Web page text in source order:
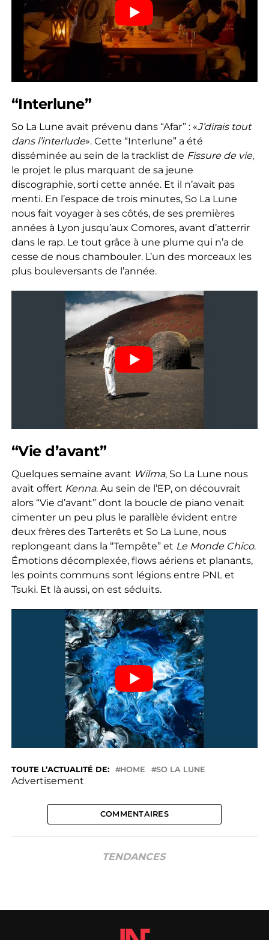
“Interlune”
So La Lune avait prévenu dans “Afar” : «J’dirais tout
dans l’interlude». Cette “Interlune” a été
disséminée au sein de la tracklist de Fissure de vie,
le projet le plus marquant de sa jeune
discographie, sorti cette année. Et il n’avait pas
menti. En l’espace de trois minutes, So La Lune
nous fait voyager à ses côtés, de ses premières
années à Lyon jusqu’aux Comores, avant d’atterrir
dans le rap. Le tout grâce à une plume qui n’a de
cesse de nous chambouler. L’un des morceaux les
plus bouleversants de l’année.
“Vie d’avant”
Quelques semaine avant Wilma, So La Lune nous
avait offert Kenna. Au sein de l’EP, on découvrait
alors “Vie d’avant” dont la boucle de piano venait
cimenter un peu plus le parallèle évident entre
deux frères des Tarterêts et So La Lune, nous
replongeant dans la “Tempête” et Le Monde Chico.
Émotions décomplexée, flows aériens et planants,
les points communs sont légions entre PNL et
Tsuki. Et là aussi, on est séduits.
TOUTE L’ACTUALITÉ DE: HOME SO LA LUNE
Advertisement
COMMENTAIRES
TENDANCES